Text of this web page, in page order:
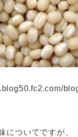
についてですが、